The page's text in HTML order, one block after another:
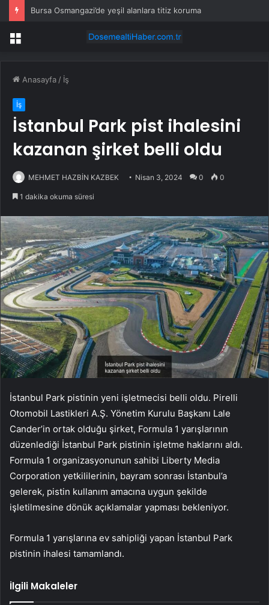
Bursa Osmangazi’de yeşil alanlara titiz koruma
Menü
Anasayfa / İş
İş
İstanbul Park pist ihalesini
kazanan şirket belli oldu
MEHMET HAZBİN KAZBEK Nisan 3, 2024 0 0
1 dakika okuma süresi
İstanbul Park pistinin yeni işletmecisi belli oldu. Pirelli
Otomobil Lastikleri A.Ş. Yönetim Kurulu Başkanı Lale
Cander’in ortak olduğu şirket, Formula 1 yarışlarının
düzenlediği İstanbul Park pistinin işletme haklarını aldı.
Formula 1 organizasyonunun sahibi Liberty Media
Corporation yetkililerinin, bayram sonrası İstanbul’a
gelerek, pistin kullanım amacına uygun şekilde
işletilmesine dönük açıklamalar yapması bekleniyor.
Formula 1 yarışlarına ev sahipliği yapan İstanbul Park
pistinin ihalesi tamamlandı.
İlgili Makaleler